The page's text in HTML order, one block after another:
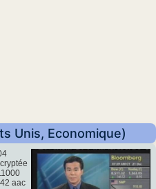
Unis, Economique)
aac